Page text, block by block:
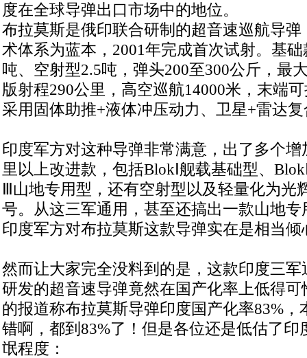
度在全球导弹出口市场中的地位。
布拉莫斯是俄印联合研制的超音速巡航导
术体系为蓝本，2001年完成首次试射。基
吨、空射型2.5吨，弹头200至300公斤，最
版射程290公里，高空巡航14000米，末端
采用固体助推+液体冲压动力、卫星+雷达
印度军方对这种导弹非常满意，出了多个增
里以上改进款，包括BlokⅠ舰载基础型、
Ⅲ山地专用型，还有空射型以及轻量化为光
号。从这三军通用，甚至还搞出一款山地
印度军方对布拉莫斯这款导弹实在是相当倾
然而让大家完全没料到的是，这款印度三军
研发的超音速导弹竟然在国产化率上低得可
的报道称布拉莫斯导弹印度国产化率83%，
错啊，都到83%了！但是各位还是低估了印
氓程度：